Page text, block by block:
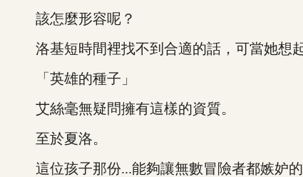
該怎麼形容呢？
洛基短時間裡找不到合適的話，可當她想起
「英雄的種子」
艾絲毫無疑問擁有這樣的資質。
至於夏洛。
這位孩子那份...能夠讓無數冒險者都嫉妒的